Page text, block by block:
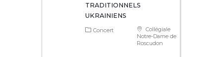
TRADITIONNELS
UKRAINIENS
Collégiale
Notre-Dame de
Roscudon
Concert